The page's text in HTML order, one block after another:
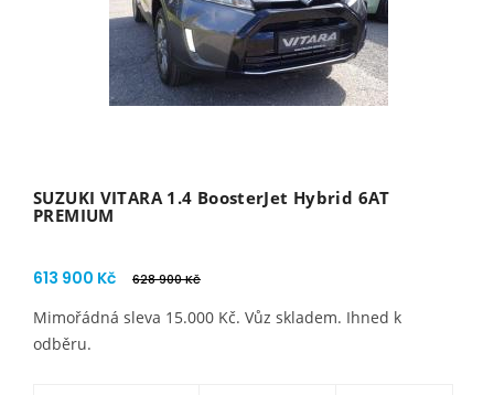
SUZUKI VITARA 1.4 BoosterJet Hybrid 6AT
PREMIUM
613 900 Kč 628 900 Kč
Mimořádná sleva 15.000 Kč. Vůz skladem. Ihned k
odběru.